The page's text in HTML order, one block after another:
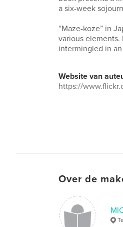
a six-week
“Maze-koze” in
various elements.
intermingled in
Website van
https://
Over de